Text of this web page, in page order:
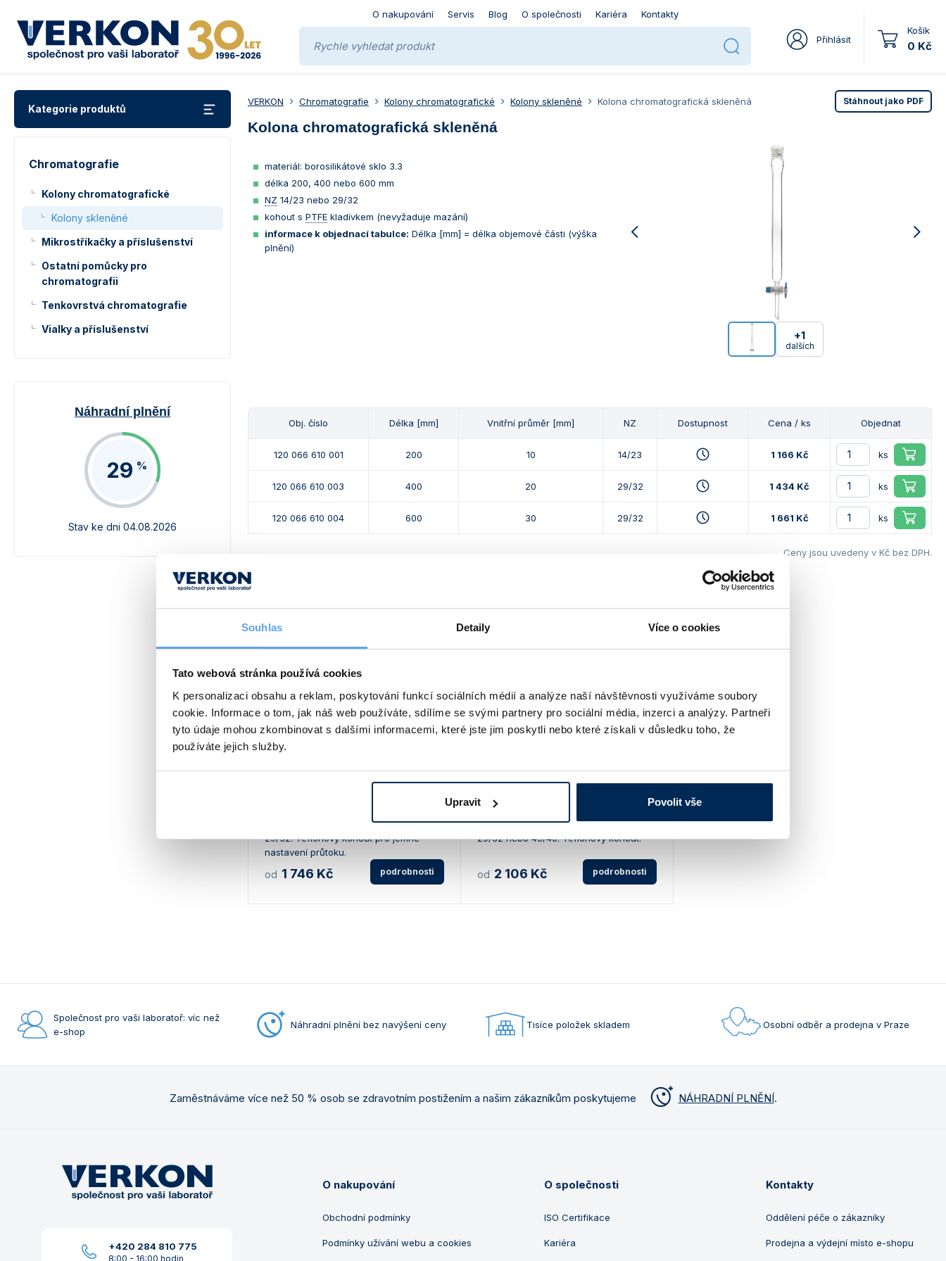
Souhlas Detaily Více o cookies
Tato webová stránka používá cookies
K personalizaci obsahu a reklam, poskytování funkcí sociálních médií a analýze naší návštěvnosti využíváme soubory
cookie. Informace o tom, jak náš web používáte, sdílíme se svými partnery pro sociální média, inzerci a analýzy. Partneři
tyto údaje mohou zkombinovat s dalšími informacemi, které jste jim poskytli nebo které získali v důsledku toho, že
používáte jejich služby.
Upravit Povolit vše
O nakupování Servis Blog O společnosti Kariéra Kontakty
Přihlásit
Košík
0 Kč
Kategorie produktů
Chromatografie
Kolony chromatografické
Kolony skleněné
Mikrostříkačky a příslušenství
Ostatní pomůcky pro
chromatografii
Tenkovrstvá chromatografie
Vialky a příslušenství
Náhradní plnění
29 %
Stav ke dni 04.08.2026
VERKON Chromatografie Kolony chromatografické Kolony skleněné Kolona chromatografická skleněná Stáhnout jako PDF
Kolona chromatografická skleněná
+1
dalších
materiál: borosilikátové sklo 3.3
délka 200, 400 nebo 600 mm
NZ 14/23 nebo 29/32
kohout s PTFE kladívkem (nevyžaduje mazání)
informace k objednací tabulce: Délka [mm] = délka objemové části (výška
plnění)
Obj. číslo Délka [mm] Vnitřní průměr [mm] NZ Dostupnost Cena / ks Objednat
120 066 610 001 200 10 14/23 1 166 Kč ks
120 066 610 003 400 20 29/32 1 434 Kč ks
120 066 610 004 600 30 29/32 1 661 Kč ks
Ceny jsou uvedeny v Kč bez DPH.
Alternativy produktu a další produkty z kapitoly
Kolona chromatografická
400 nebo 600 mm. NZ 14/23 nebo
29/32. Teflonový kohout pro jemné
nastavení průtoku.
od 1 746 Kč podrobnosti
Kolona chromatografická
Borosilikátové sklo 3.3. Délka 200, 300,
500, 750 nebo 1000 mm. NZ 14/23,
29/32 nebo 45/40. Teflonový kohout.
od 2 106 Kč podrobnosti
Společnost pro vaši laboratoř: víc než
e-shop
Náhradní plnění bez navýšení ceny Tisíce položek skladem Osobní odběr a prodejna v Praze
Zaměstnáváme více než 50 % osob se zdravotním postižením a našim zákazníkům poskytujeme NÁHRADNÍ PLNĚNÍ.
+420 284 810 775
8:00 - 16:00 hodin
O nakupování
Obchodní podmínky
Podmínky užívání webu a cookies
O společnosti
ISO Certifikace
Kariéra
Kontakty
Oddělení péče o zákazníky
Prodejna a výdejní místo e-shopu